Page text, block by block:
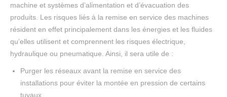
machine et systèmes d’alimentation et d’évacuation des
produits. Les risques liés à la remise en service des machines
résident en effet principalement dans les énergies et les fluides
qu’elles utilisent et comprennent les risques électrique,
hydraulique ou pneumatique. Ainsi, il sera utile de :
Purger les réseaux avant la remise en service des
installations pour éviter la montée en pression de certains
tuyaux.